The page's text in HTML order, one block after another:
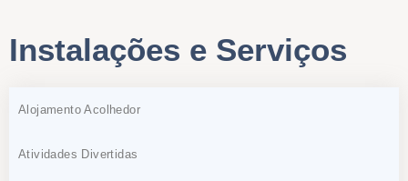
Instalações e Serviços
Alojamento Acolhedor
Atividades Divertidas